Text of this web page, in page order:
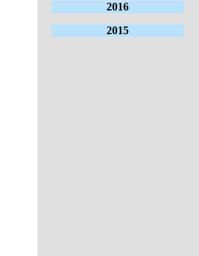
2016
2015